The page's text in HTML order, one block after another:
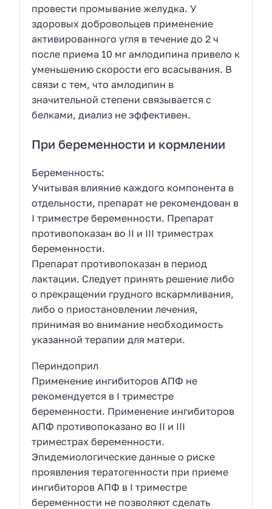
провести промывание желудка. У
здоровых добровольцев применение
активированного угля в течение до 2 ч
после приема 10 мг амлодипина привело к
уменьшению скорости его всасывания. В
связи с тем, что амлодипин в
значительной степени связывается с
белками, диализ не эффективен.
При беременности и кормлении
Беременность:
Учитывая влияние каждого компонента в
отдельности, препарат не рекомендован в
I триместре беременности. Препарат
противопоказан во II и III триместрах
беременности.
Препарат противопоказан в период
лактации. Следует принять решение либо
о прекращении грудного вскармливания,
либо о приостановлении лечения,
принимая во внимание необходимость
указанной терапии для матери.
Периндоприл
Применение ингибиторов АПФ не
рекомендуется в I триместре
беременности. Применение ингибиторов
АПФ противопоказано во II и III
триместрах беременности.
Эпидемиологические данные о риске
проявления тератогенности при приеме
ингибиторов АПФ в I триместре
беременности не позволяют сделать